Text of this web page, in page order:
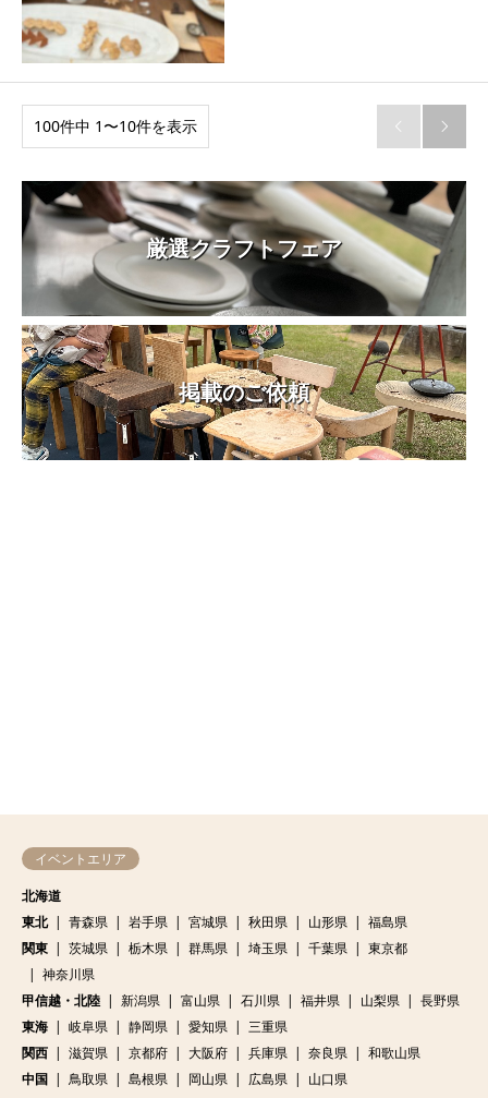
100件中 1〜10件を表示  
厳選クラフトフェア
掲載のご依頼
イベントエリア
北海道
東北
青森県 岩手県 宮城県 秋田県 山形県
福島県
関東
茨城県 栃木県 群馬県 埼玉県 千葉県
東京都
神奈川県
甲信越・北陸
新潟県 富山県 石川県 福井県 山梨県
長野県
東海
岐阜県 静岡県 愛知県
三重県
関西
滋賀県 京都府 大阪府 兵庫県 奈良県
和歌山県
中国
鳥取県 島根県 岡山県 広島県
山口県